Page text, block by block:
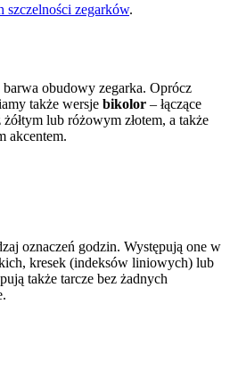
szczelności zegarków.
obudowy zegarka. Oprócz
także wersje bikolor – łączące
lub różowym złotem, a także
akcentem.
oznaczeń godzin. Występują one w
kresek (indeksów liniowych) lub
także tarcze bez żadnych